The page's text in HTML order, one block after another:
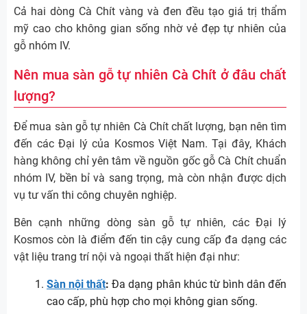
Cả hai dòng Cà Chít vàng và đen đều tạo giá trị thẩm
mỹ cao cho không gian sống nhờ vẻ đẹp tự nhiên của
gỗ nhóm IV.
Nên mua sàn gỗ tự nhiên Cà Chít ở đâu chất
lượng?
Để mua sàn gỗ tự nhiên Cà Chít chất lượng, bạn nên tìm
đến các Đại lý của Kosmos Việt Nam. Tại đây, Khách
hàng không chỉ yên tâm về nguồn gốc gỗ Cà Chít chuẩn
nhóm IV, bền bỉ và sang trọng, mà còn nhận được dịch
vụ tư vấn thi công chuyên nghiệp.
Bên cạnh những dòng sàn gỗ tự nhiên, các Đại lý
Kosmos còn là điểm đến tin cậy cung cấp đa dạng các
vật liệu trang trí nội và ngoại thất hiện đại như:
Sàn nội thất: Đa dạng phân khúc từ bình dân đến
cao cấp, phù hợp cho mọi không gian sống.